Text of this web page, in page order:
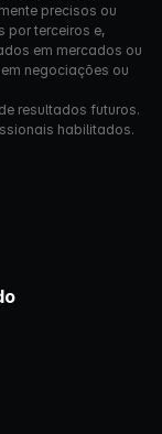
precisos ou
por terceiros e,
em mercados ou
negociações ou
resultados futuros.
habilitados.